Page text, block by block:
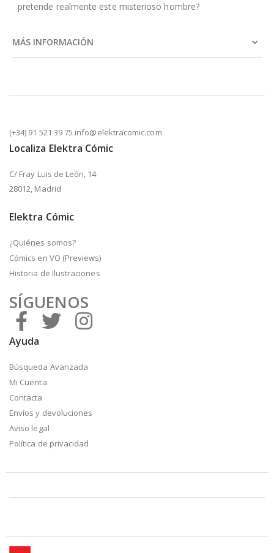
pretende realmente este misterioso hombre?
MÁS INFORMACIÓN
(+34) 91 521 39 75 info@elektracomic.com
Localiza Elektra Cómic
C/ Fray Luis de León, 14
28012, Madrid
Elektra Cómic
¿Quiénes somos?
Cómics en VO (Previews)
Historia de Ilustraciones
SÍGUENOS
Ayuda
Búsqueda Avanzada
Mi Cuenta
Contacta
Envíos y devoluciones
Aviso legal
Política de privacidad